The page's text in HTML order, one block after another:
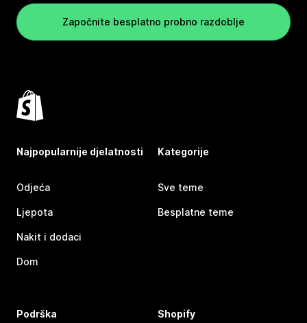
Započnite besplatno probno razdoblje
Najpopularnije djelatnosti
Odjeća
Ljepota
Nakit i dodaci
Dom
Kategorije
Sve teme
Besplatne teme
Podrška Shopify